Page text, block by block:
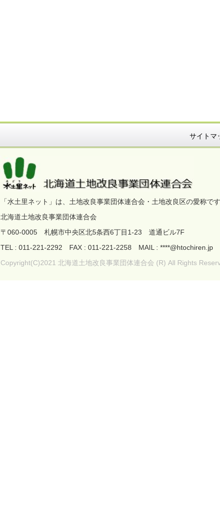
サイトマ
「水土里ネット」は、土地改良事業団体連合会・土地改良区の愛称で
北海道土地改良事業団体連合会
〒060-0005 札幌市中央区北5条西6丁目1-23 道通ビル7F
TEL : 011-221-2292 FAX : 011-221-2258 MAIL : ****@htochiren.jp
Copyright(C)2021 北海道土地改良事業団体連合会 (R) All Rights